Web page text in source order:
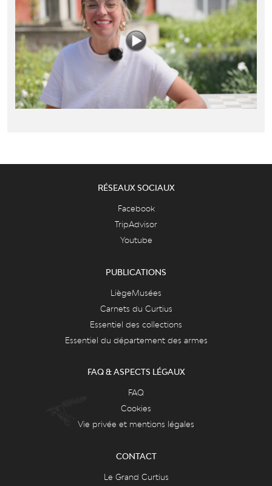
RÉSEAUX SOCIAUX
Facebook
TripAdvisor
Youtube
PUBLICATIONS
LiègeMusées
Carnets du Curtius
Essentiel des collections
Essentiel du département des armes
FAQ & ASPECTS LÉGAUX
FAQ
Cookies
Vie privée et mentions légales
CONTACT
Le Grand Curtius